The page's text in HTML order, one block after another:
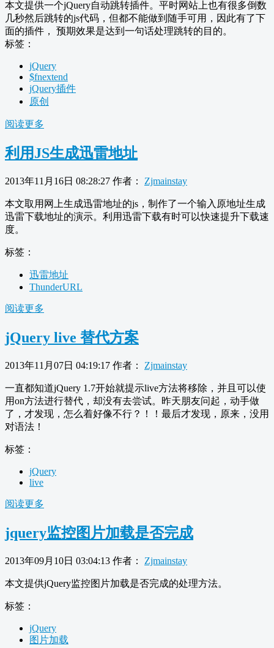
本文提供一个jQuery自动跳转插件。平时网站上也有很多倒数
几秒然后跳转的js代码，但都不能做到随手可用，因此有了下
面的插件， 预期效果是达到一句话处理跳转的目的。
标签：
jQuery
$fnextend
jQuery插件
原创
阅读更多
利用JS生成迅雷地址
2013年11月16日 08:28:27 作者： Zjmainstay
本文取用网上生成迅雷地址的js，制作了一个输入原地址生成
迅雷下载地址的演示。利用迅雷下载有时可以快速提升下载速
度。
标签：
迅雷地址
ThunderURL
阅读更多
jQuery live 替代方案
2013年11月07日 04:19:17 作者： Zjmainstay
一直都知道jQuery 1.7开始就提示live方法将移除，并且可以使
用on方法进行替代，却没有去尝试。昨天朋友问起，动手做
了，才发现，怎么着好像不行？！！最后才发现，原来，没用
对语法！
标签：
jQuery
live
阅读更多
jquery监控图片加载是否完成
2013年09月10日 03:04:13 作者： Zjmainstay
本文提供jQuery监控图片加载是否完成的处理方法。
标签：
jQuery
图片加载